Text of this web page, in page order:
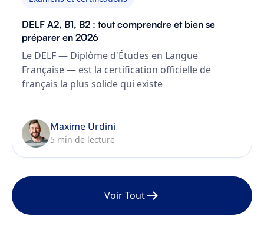
DELF A2, B1, B2 : tout comprendre et bien se
préparer en 2026
Le DELF — Diplôme d'Études en Langue
Française — est la certification officielle de
français la plus solide qui existe
Maxime Urdini
5 min de lecture
Voir Tout